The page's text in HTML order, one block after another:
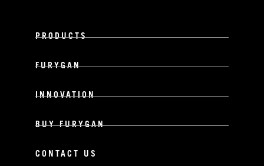
PRODUCTS
FURYGAN
INNOVATION
BUY FURYGAN
CONTACT US